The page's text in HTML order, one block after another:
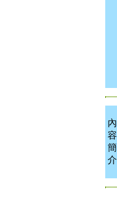
內
容
簡
介